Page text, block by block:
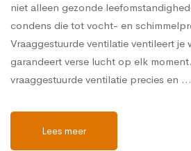
niet alleen gezonde
condens die tot vocht- en
Vraaggestuurde ventilatie ventileert je
garandeert verse lucht op elk
vraaggestuurde ventilatie precies en …
Lees meer